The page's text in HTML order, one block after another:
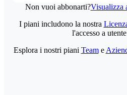
Non vuoi abbonarti?Visualizza
I piani includono la nostra
l'accesso a
Esplora i nostri piani Teame